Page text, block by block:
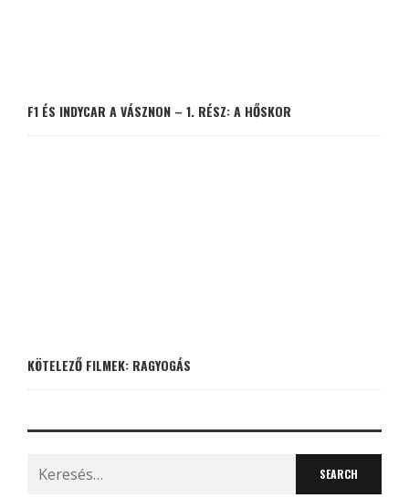
F1 ÉS INDYCAR A VÁSZNON – 1. RÉSZ: A HŐSKOR
KÖTELEZŐ FILMEK: RAGYOGÁS
Search
for: